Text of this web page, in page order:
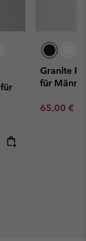
Granite
für
Sale price:
65,00 €